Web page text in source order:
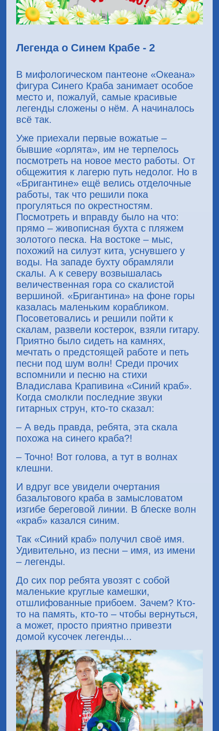
Легенда о Синем Крабе - 2
В мифологическом пантеоне «Океана»
фигура Синего Краба занимает особое
место и, пожалуй, самые красивые
легенды сложены о нём. А начиналось
всё так.
Уже приехали первые вожатые –
бывшие «орлята», им не терпелось
посмотреть на новое место работы. От
общежития к лагерю путь недолог. Но в
«Бригантине» ещё велись отделочные
работы, так что решили пока
прогуляться по окрестностям.
Посмотреть и вправду было на что:
прямо – живописная бухта с пляжем
золотого песка. На востоке – мыс,
похожий на силуэт кита, уснувшего у
воды. На западе бухту обрамляли
скалы. А к северу возвышалась
величественная гора со скалистой
вершиной. «Бригантина» на фоне горы
казалась маленьким корабликом.
Посоветовались и решили пойти к
скалам, развели костерок, взяли гитару.
Приятно было сидеть на камнях,
мечтать о предстоящей работе и петь
песни под шум волн! Среди прочих
вспомнили и песню на стихи
Владислава Крапивина «Синий краб».
Когда смолкли последние звуки
гитарных струн, кто-то сказал:
– А ведь правда, ребята, эта скала
похожа на синего краба?!
– Точно! Вот голова, а тут в волнах
клешни.
И вдруг все увидели очертания
базальтового краба в замысловатом
изгибе береговой линии. В блеске волн
«краб» казался синим.
Так «Синий краб» получил своё имя.
Удивительно, из песни – имя, из имени
– легенды.
До сих пор ребята увозят с собой
маленькие круглые камешки,
отшлифованные прибоем. Зачем? Кто-
то на память, кто-то – чтобы вернуться,
а может, просто приятно привезти
домой кусочек легенды...